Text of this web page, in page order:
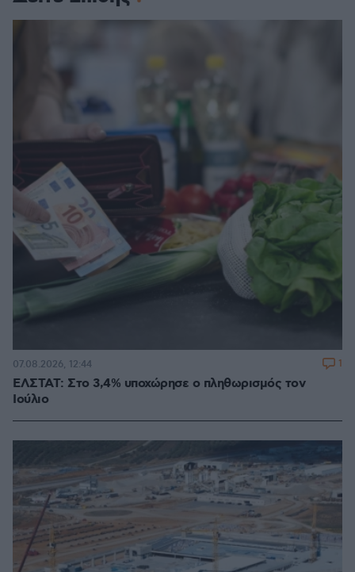
ΕΛΣΤΑΤ: Στο 3,4% υποχώρησε ο πληθωρισμός τον
Ιούλιο
07.08.2026, 12:44 1